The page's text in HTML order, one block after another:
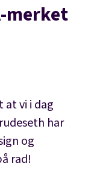
merket
vi i dag
har
og
rad!